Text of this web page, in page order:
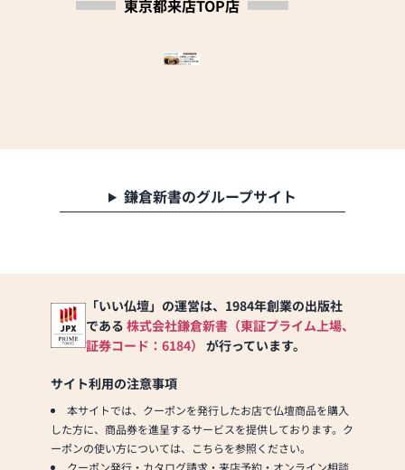
特別休業（12/29～1/3）
東京都来店TOP店
鎌倉新書のグループサイト
「いい仏壇」の運営は、1984年創業の出版社
である 株式会社鎌倉新書（東証プライム上場、
証券コード：6184） が行っています。
サイト利用の注意事項
本サイトでは、クーポンを発行したお店で仏壇商品を購入
した方に、商品券を進呈するサービスを提供しております。ク
ーポンの使い方については、こちらを参照ください。
クーポン発行・カタログ請求・来店予約・オンライン相談